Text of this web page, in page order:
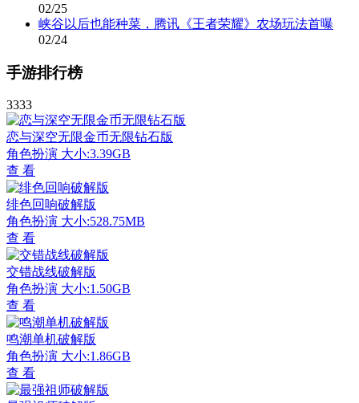
02/25
峡谷以后也能种菜，腾讯《王者荣耀》农场玩法首曝
02/24
手游排行榜
3333
恋与深空无限金币无限钻石版
角色扮演 大小:3.39GB
查 看
绯色回响破解版
角色扮演 大小:528.75MB
查 看
交错战线破解版
角色扮演 大小:1.50GB
查 看
鸣潮单机破解版
角色扮演 大小:1.86GB
查 看